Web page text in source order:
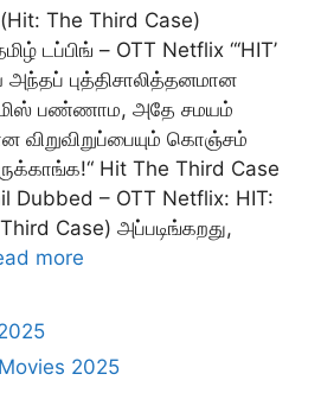
The Third Case)
டப்பிங் – OTT Netflix “‘HIT’
அந்தப் புத்திசாலித்தனமான
மிஸ் பண்ணாம, அதே சமயம்
விறுவிறுப்பையும் கொஞ்சம்
Hit The Third Case
Dubbed – OTT Netflix: HIT:
Case) அப்படிங்கறது,
more
2025